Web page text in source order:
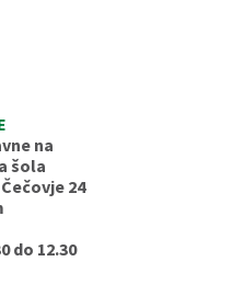
na
šola
24
do 12.30